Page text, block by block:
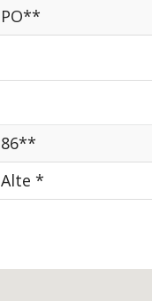
PO**
86**
Alte *